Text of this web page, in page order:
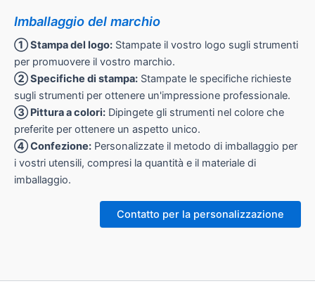
Imballaggio del marchio
① Stampa del logo: Stampate il vostro logo sugli strumenti
per promuovere il vostro marchio.
② Specifiche di stampa: Stampate le specifiche richieste
sugli strumenti per ottenere un'impressione professionale.
③ Pittura a colori: Dipingete gli strumenti nel colore che
preferite per ottenere un aspetto unico.
④ Confezione: Personalizzate il metodo di imballaggio per
i vostri utensili, compresi la quantità e il materiale di
imballaggio.
Contatto per la personalizzazione